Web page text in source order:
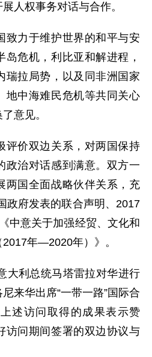
人权事务对话与合作。
力于维护世界的和平与安
危机，利比亚和解进程，
瑞拉局势，以及同非洲国家
地中海难民危机等共同关心
意见。
价双边关系，对两国保持
政治对话感到满意。双方一
两国全面战略伙伴关系，充
政府发表的联合声明、2017
中意关于加强经贸、文化和
年—2020年）》。
利总统马塔雷拉对华进行
来华出席“一带一路”国际合
述访问取得的成果表示赞
访问期间签署的双边协议与